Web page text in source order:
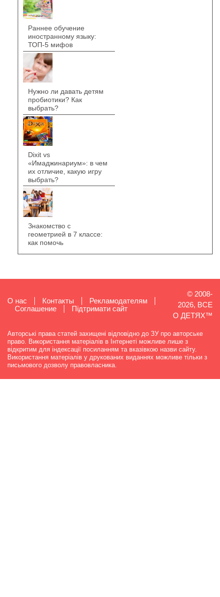
Раннее обучение
иностранному языку:
ТОП-5 мифов
Нужно ли давать детям
пробиотики? Как
выбрать?
Dixit vs
«Имаджинариум»: в чем
их отличие, какую игру
выбрать?
Знакомство с
геометрией в 7 классе:
как помочь
О нас Контакты
Рекламодателям
Cоглашение
Підтримати сайт
© 2008-
2026, ВСЕ
О ДЕТЯХ™
Авторські права статей захищені відповідно до ЗУ про авторське
право. Використання матеріалів в Інтернеті можливе лише з
відкритим для індексації посиланням та вказівкою назви сайту.
Використання матеріалів у друкованих виданнях можливе тільки з
письмового дозволу правовласника.